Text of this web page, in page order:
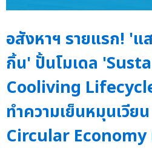
อสังหาฯ รายแรก! '
กิ้น' ปั้นโมเดล
Cooliving
ทำความเย็นหมุนเวีย
Circular Economy